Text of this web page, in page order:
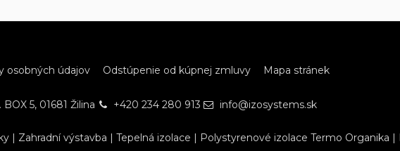
osobných údajov Odstúpenie od kúpnej zmluvy Mapa stránek
5, 01681 Žilina +420 234 280 913 info@izosystems.sk
Zahradní výstavba Tepelná izolace Polystyrenové izolace Termo Organika